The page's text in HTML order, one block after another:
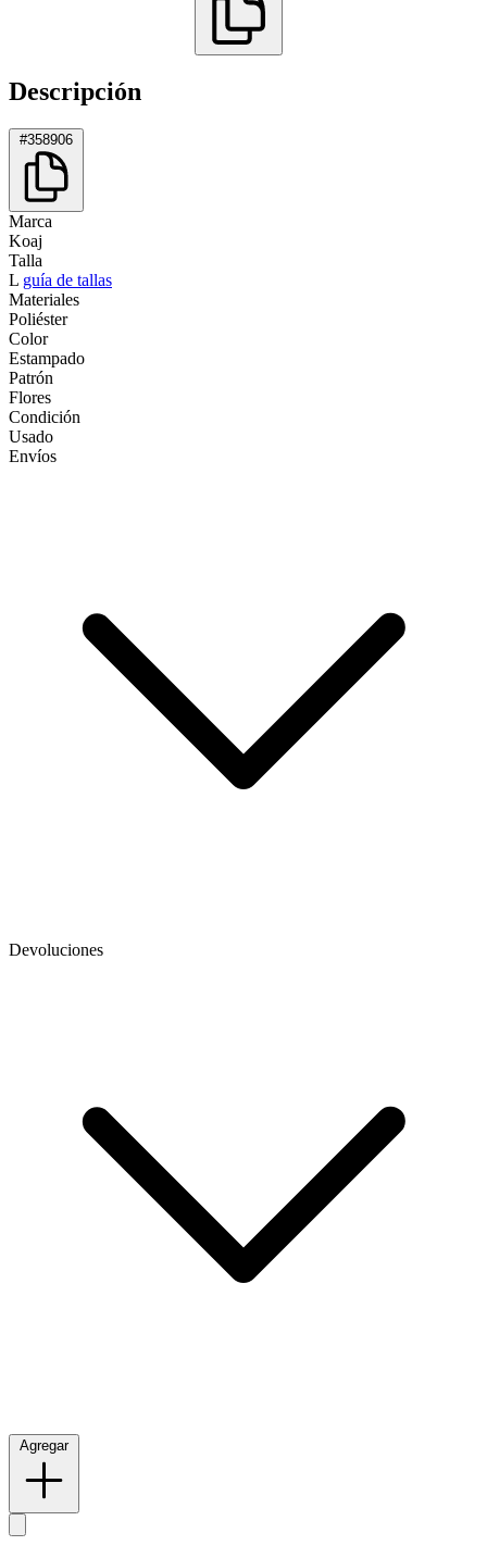
Descripción
#358906
Marca
Koaj
Talla
L guía de tallas
Materiales
Poliéster
Color
Estampado
Patrón
Flores
Condición
Usado
Envíos
Devoluciones
Agregar